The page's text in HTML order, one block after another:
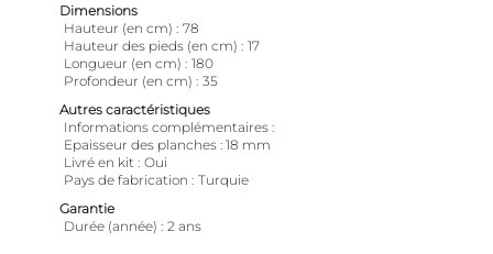
Dimensions
Hauteur (en cm)
78
Hauteur des pieds (en cm)
17
Longueur (en cm)
180
Profondeur (en cm)
35
Autres caractéristiques
Informations complémentaires
Epaisseur des planches : 18 mm
Livré en kit
Oui
Pays de fabrication
Turquie
Garantie
Durée (année)
2 ans